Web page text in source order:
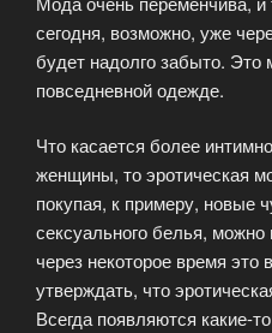
сегодня, возможно, уже
будет надолго забыто. Это
повседневной одежде.
Что касается более
женщины, то эротическая
покупая, к примеру, новые
сексуального белья, можно
через некоторое время
утверждать, что
Всегда появляются какие-